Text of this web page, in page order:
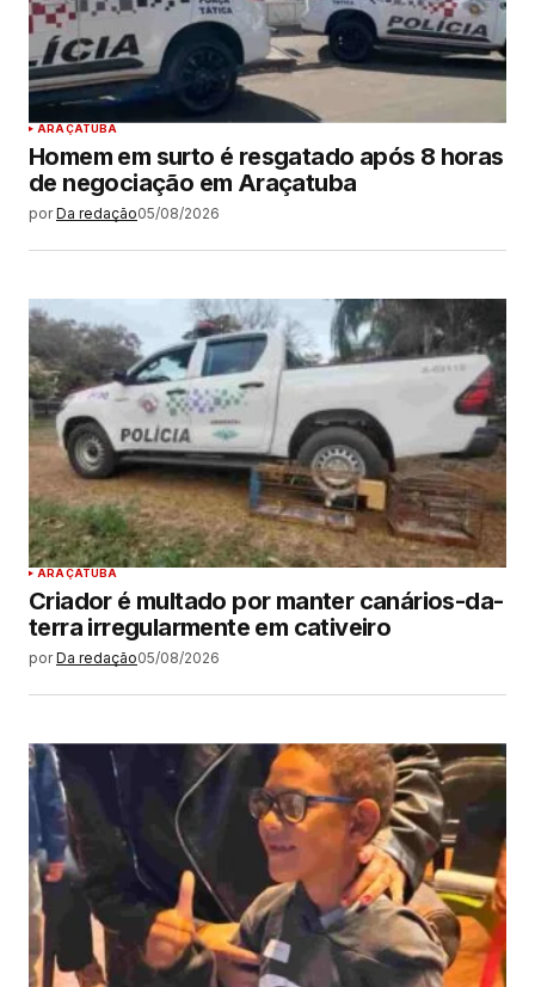
ARAÇATUBA
Homem em surto é resgatado após 8 horas
de negociação em Araçatuba
por Da redação05/08/2026
ARAÇATUBA
Criador é multado por manter canários-da-
terra irregularmente em cativeiro
por Da redação05/08/2026